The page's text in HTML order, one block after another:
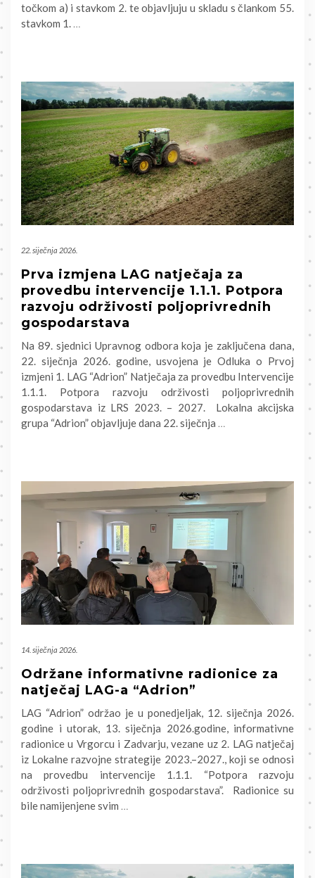
točkom a) i stavkom 2. te objavljuju u skladu s člankom 55.
stavkom 1.
22. siječnja 2026.
Prva izmjena LAG natječaja za
provedbu intervencije 1.1.1. Potpora
razvoju održivosti poljoprivrednih
gospodarstava
Na 89. sjednici Upravnog odbora koja je zaključena dana,
22. siječnja 2026. godine, usvojena je Odluka o Prvoj
izmjeni 1. LAG “Adrion” Natječaja za provedbu Intervencije
1.1.1. Potpora razvoju održivosti poljoprivrednih
gospodarstava iz LRS 2023. – 2027. Lokalna akcijska
grupa “Adrion” objavljuje dana 22. siječnja …
14. siječnja 2026.
Održane informativne radionice za
natječaj LAG-a “Adrion”
LAG “Adrion” održao je u ponedjeljak, 12. siječnja 2026.
godine i utorak, 13. siječnja 2026.godine, informativne
radionice u Vrgorcu i Zadvarju, vezane uz 2. LAG natječaj
iz Lokalne razvojne strategije 2023.–2027., koji se odnosi
na provedbu intervencije 1.1.1. “Potpora razvoju
održivosti poljoprivrednih gospodarstava”. Radionice su
bile namijenjene svim …